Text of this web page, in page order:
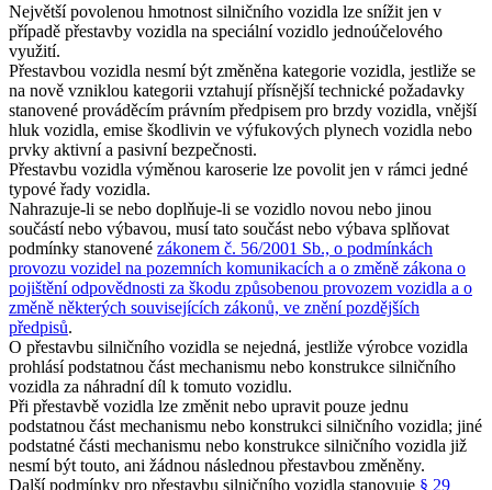
Největší povolenou hmotnost silničního vozidla lze snížit jen v
případě přestavby vozidla na speciální vozidlo jednoúčelového
využití.
Přestavbou vozidla nesmí být změněna kategorie vozidla, jestliže se
na nově vzniklou kategorii vztahují přísnější technické požadavky
stanovené prováděcím právním předpisem pro brzdy vozidla, vnější
hluk vozidla, emise škodlivin ve výfukových plynech vozidla nebo
prvky aktivní a pasivní bezpečnosti.
Přestavbu vozidla výměnou karoserie lze povolit jen v rámci jedné
typové řady vozidla.
Nahrazuje-li se nebo doplňuje-li se vozidlo novou nebo jinou
součástí nebo výbavou, musí tato součást nebo výbava splňovat
podmínky stanovené zákonem č. 56/2001 Sb., o podmínkách
provozu vozidel na pozemních komunikacích a o změně zákona o
pojištění odpovědnosti za škodu způsobenou provozem vozidla a o
změně některých souvisejících zákonů, ve znění pozdějších
předpisů.
O přestavbu silničního vozidla se nejedná, jestliže výrobce vozidla
prohlásí podstatnou část mechanismu nebo konstrukce silničního
vozidla za náhradní díl k tomuto vozidlu.
Při přestavbě vozidla lze změnit nebo upravit pouze jednu
podstatnou část mechanismu nebo konstrukci silničního vozidla; jiné
podstatné části mechanismu nebo konstrukce silničního vozidla již
nesmí být touto, ani žádnou následnou přestavbou změněny.
Další podmínky pro přestavbu silničního vozidla stanovuje § 29